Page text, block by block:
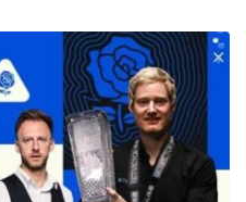
8 финала рейтингового
вы […]